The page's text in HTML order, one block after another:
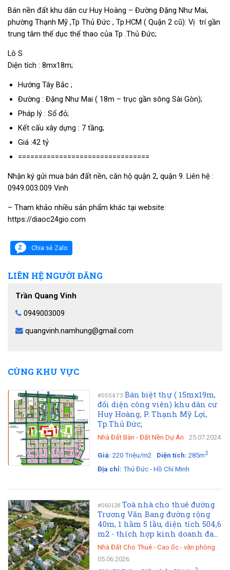
Bán nền đất khu dân cư Huy Hoàng – Đường Đặng Như Mai,
phường Thạnh Mỹ ,Tp Thủ Đức , Tp.HCM ( Quận 2 cũ): Vị trí gần
trung tâm thể dục thể thao của Tp .Thủ Đức;
Lô S
Diện tích : 8mx18m;
Hướng Tây Bắc ;
Đường : Đặng Như Mai ( 18m – trục gần sông Sài Gòn);
Pháp lý : Sổ đỏ;
Kết cấu xây dựng : 7 tầng;
Giá :42 tỷ
================================
Nhận ký gửi mua bán đất nền, căn hộ quận 2, quận 9. Liên hệ :
0949.003.009 Vinh
– Tham khảo nhiều sản phẩm khác tại website:
https://diaoc24gio.com
Chia sẻ Zalo
LIÊN HỆ NGƯỜI ĐĂNG
Trần Quang Vinh
0949003009
quangvinh.namhung@gmail.com
CÙNG KHU VỰC
#055473 Bán biệt thự ( 15mx19m,
đối diện công viên) khu dân cư
Huy Hoàng, P. Thạnh Mỹ Lợi,
Tp.Thủ Đức;
Nhà Đất Bán - Đất Nền Dự Án 25.07.2024
Giá: 220 Triệu/m2 Diện tích: 285m2
Địa chỉ: Thủ Đức - Hồ Chí Minh
#060128 Toà nhà cho thuê đường
Trương Văn Bang đường rộng
40m, 1 hầm 5 lầu, diện tích 504,6
m2 - thích hợp kinh doanh đa...
Nhà Đất Cho Thuê - Cao ốc - văn phòng
05.06.2026